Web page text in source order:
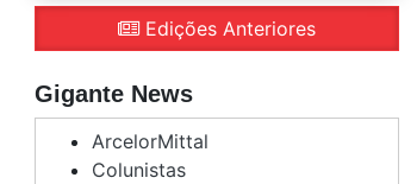
Edições Anteriores
Gigante News
ArcelorMittal
Colunistas